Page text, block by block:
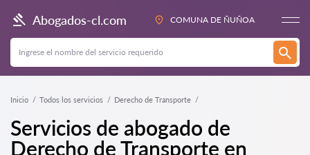
Abogados-cl.com COMUNA DE ÑUÑOA
Inicio Todos los servicios Derecho de Transporte
Servicios de abogado de
Derecho de Transporte en